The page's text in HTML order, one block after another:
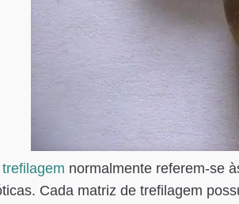
normalmente referem-se
Cada matriz de trefilagem